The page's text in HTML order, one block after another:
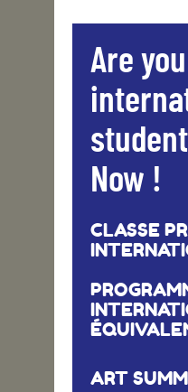
Are
Now !
CLASSE
ART